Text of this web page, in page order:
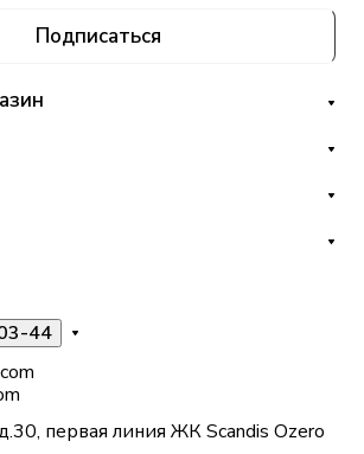
Подписаться
44
первая линия ЖК Scandis Ozero